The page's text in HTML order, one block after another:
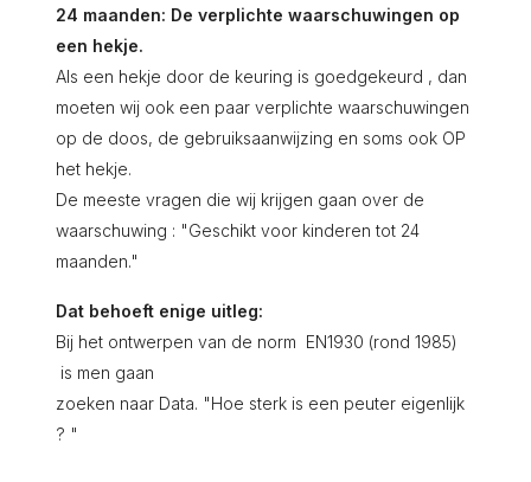
24 maanden: De verplichte waarschuwingen op
een hekje.
Als een hekje door de keuring is goedgekeurd , dan
moeten wij ook een paar verplichte waarschuwingen
op de doos, de gebruiksaanwijzing en soms ook OP
het hekje.
De meeste vragen die wij krijgen gaan over de
waarschuwing : "Geschikt voor kinderen tot 24
maanden."
Dat behoeft enige uitleg:
Bij het ontwerpen van de norm EN1930 (rond 1985)
is men gaan
zoeken naar Data. "Hoe sterk is een peuter eigenlijk
? "